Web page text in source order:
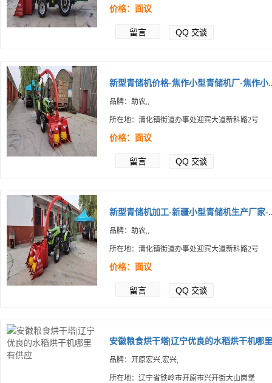
价格：面议
留言 QQ 交谈
新型青储机价格-焦作小型青储机厂-焦作小
品牌：助农,,
所在地：清化镇街道办事处迎宾大道新科路2号
价格：面议
留言 QQ 交谈
新型青储机加工-新疆小型青储机生产厂家-
品牌：助农,,
所在地：清化镇街道办事处迎宾大道新科路2号
价格：面议
留言 QQ 交谈
安徽粮食烘干塔|辽宁优良的水稻烘干机哪
品牌：开原宏兴,宏兴,
所在地：辽宁省铁岭市开原市兴开街大山岗堡